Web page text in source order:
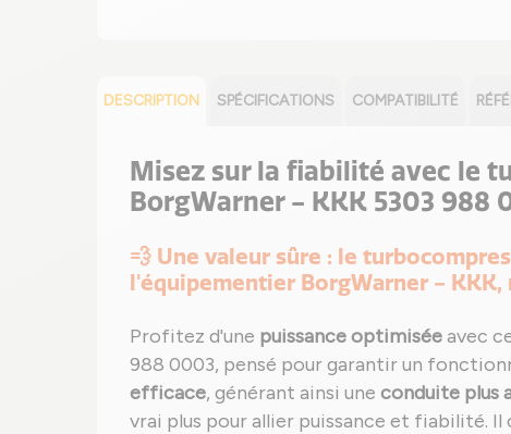
DESCRIPTION SPÉCIFICATIONS COMPATIBILITÉ
Misez sur la fiabilité avec le
BorgWarner - KKK 5303 988
💨 Une valeur sûre : le
l'équipementier BorgWarner -
Profitez d'une puissance optimiséeavec
988 0003, pensé pour garantir un
efficace, générant ainsi une conduite plus
vrai plus pour allier puissance et fiabilité.